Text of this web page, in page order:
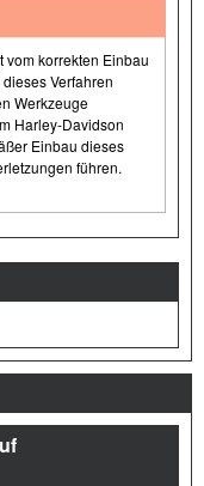
vom korrekten Einbau
Verfahren
Werkzeuge
Harley-Davidson
Einbau dieses
führen.